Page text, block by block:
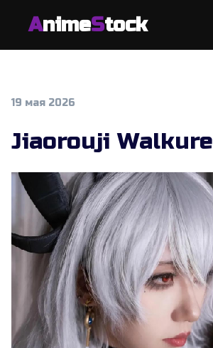
AnimeStock
19 мая 2026
Jiaorouji Walkure